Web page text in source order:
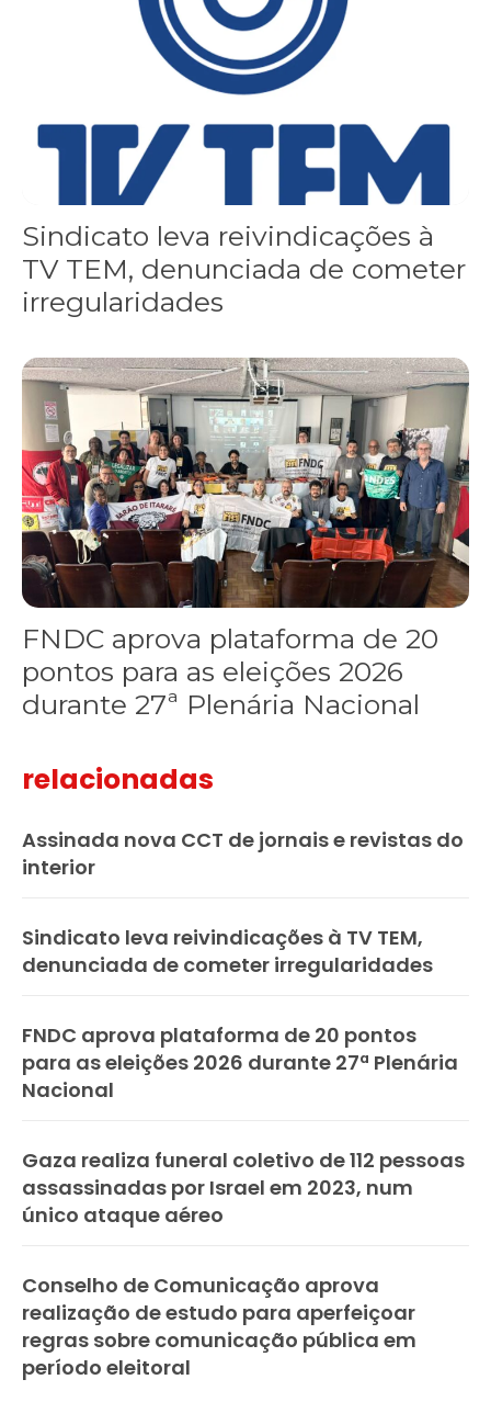
Sindicato leva reivindicações à
TV TEM, denunciada de cometer
irregularidades
FNDC aprova plataforma de 20 pontos para as eleições 2026
FNDC aprova plataforma de 20
pontos para as eleições 2026
durante 27ª Plenária Nacional
relacionadas
Assinada nova CCT de jornais e revistas do
interior
Sindicato leva reivindicações à TV TEM,
denunciada de cometer irregularidades
FNDC aprova plataforma de 20 pontos
para as eleições 2026 durante 27ª Plenária
Nacional
Gaza realiza funeral coletivo de 112 pessoas
assassinadas por Israel em 2023, num
único ataque aéreo
Conselho de Comunicação aprova
realização de estudo para aperfeiçoar
regras sobre comunicação pública em
período eleitoral